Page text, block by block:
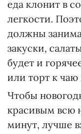
еда клонит в
легкости.
должны
закуски,
будет и
или торт к
Чтобы
красивым всю
минут, лучше